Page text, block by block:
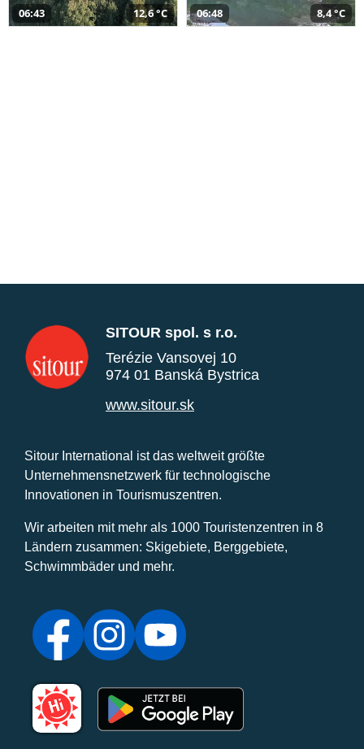
06:43 12,6 °C 06:48 8,4 °C
SITOUR spol. s r.o.
Terézie Vansovej 10
974 01 Banská Bystrica
www.sitour.sk
Sitour International ist das weltweit größte
Unternehmensnetzwerk für technologische
Innovationen in Tourismuszentren.
Wir arbeiten mit mehr als 1000 Touristenzentren in 8
Ländern zusammen: Skigebiete, Berggebiete,
Schwimmbäder und mehr.